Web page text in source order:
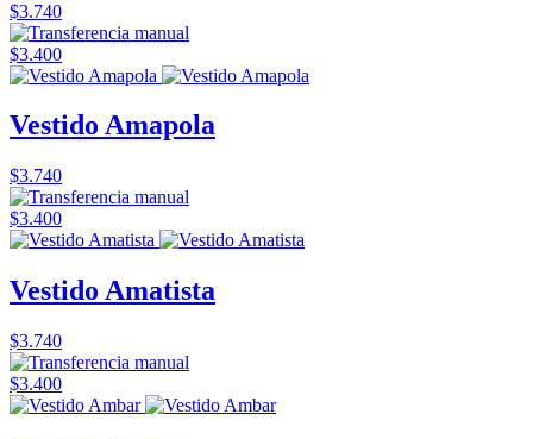
$3.740
$3.400
Vestido Amapola
$3.740
$3.400
Vestido Amatista
$3.740
$3.400